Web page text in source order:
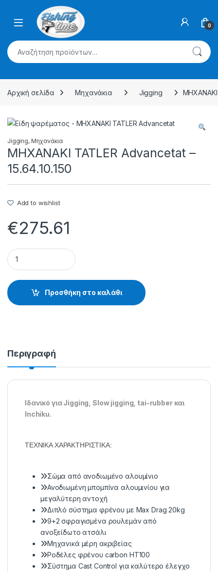
Skip to navigation
0
Αναζήτηση για:
Αρχική σελίδα Μηχανάκια Jigging ΜΗΧΑΝΑΚΙ
Jigging, Μηχανάκια
ΜΗΧΑΝΑΚΙ TATLER Advancetat –
15.64.10.150
Add to wishlist
€275.61
ΜΗΧΑΝΑΚΙ TATLER Advancetat - 15.64.10.150 quantity
Προσθήκη στο καλάθι
Περιγραφή
Ιδανικό για Jigging, Slow jigging, tai-rubber και
Inchiku.
ΤΕΧΝΙΚΑ ΧΑΡΑΚΤΗΡΙΣΤΙΚΑ:
Σώμα από ανοδιωμένο αλουμίνιο
Ανοδιωμένη μπομπίνα αλουμινίου για
μεγαλύτερη αντοχή
Διπλό σύστημα φρένου με Max Drag 20kg
9+2 σφραγισμένα ρουλεμάν από
ανοξείδωτο ατσάλι
Μηχανικά μέρη ακριβείας
Ροδέλες φρένου carbon HT100
Σύστημα Cast Control για καλύτερο έλεγχο